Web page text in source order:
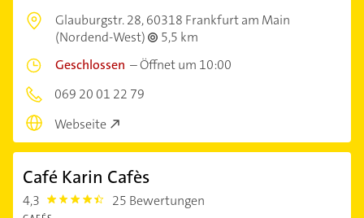
Glauburgstr. 28,60318 Frankfurt am Main
(Nordend-West)
5,5 km
Geschlossen –Öffnet um 10:00
069 20 01 22 79
Webseite
Café Karin Cafès
4,3 4.3 25 Bewertungen